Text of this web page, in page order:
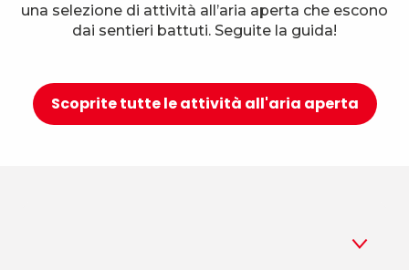
una selezione di attività all’aria aperta che escono
dai sentieri battuti. Seguite la guida!
Scoprite tutte le attività all'aria aperta